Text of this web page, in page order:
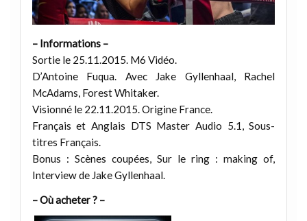
– Informations –
Sortie le 25.11.2015. M6 Vidéo.
D’Antoine Fuqua. Avec Jake Gyllenhaal, Rachel
McAdams, Forest Whitaker.
Visionné le 22.11.2015. Origine France.
Français et Anglais DTS Master Audio 5.1, Sous-
titres Français.
Bonus : Scènes coupées, Sur le ring : making of,
Interview de Jake Gyllenhaal.
– Où acheter ? –